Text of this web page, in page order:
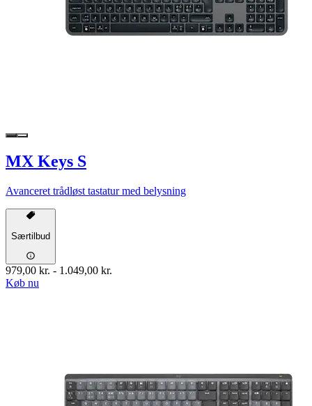
MX Keys S
Avanceret trådløst tastatur med belysning
Særtilbud
979,00 kr. - 1.049,00 kr.
Køb nu